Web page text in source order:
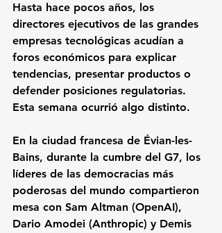
Hasta hace pocos años, los
directores ejecutivos de las grandes
empresas tecnológicas acudían a
foros económicos para explicar
tendencias, presentar productos o
defender posiciones regulatorias.
Esta semana ocurrió algo distinto.
En la ciudad francesa de Évian-les-
Bains, durante la cumbre del G7, los
líderes de las democracias más
poderosas del mundo compartieron
mesa con Sam Altman (OpenAI),
Dario Amodei (Anthropic) y Demis